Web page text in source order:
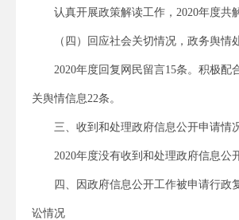
认真开展政策解读工作， 2020年度共
（四）回应社会关切情况，政务舆情
2020年度回复网民留言15条 。积极配
关舆情信息 22条 。
三、收到和处理政府信息公开申请情
2020年度没有收到和处理政府信息公
四、因政府信息公开工作被申请行政
讼情况